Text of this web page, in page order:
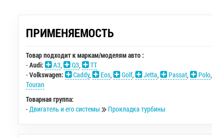
ПРИМЕНЯЕМОСТЬ
Товар подходит к маркам/моделям авто :
-Audi: A3, Q3,
TT
-Volkswagen: Caddy, Eos, Golf, Jetta, Passat, Polo,
Touran
Товарная группа:
-Двигатель и его системы Прокладка турбины